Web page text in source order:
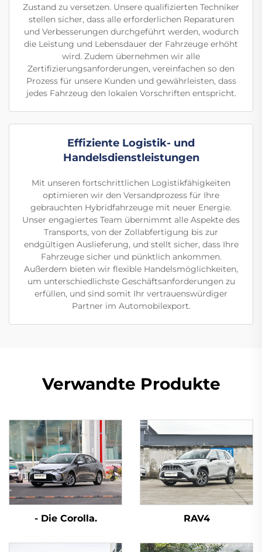
Zustand zu versetzen. Unsere qualifizierten Techniker
stellen sicher, dass alle erforderlichen Reparaturen
und Verbesserungen durchgeführt werden, wodurch
die Leistung und Lebensdauer der Fahrzeuge erhöht
wird. Zudem übernehmen wir alle
Zertifizierungsanforderungen, vereinfachen so den
Prozess für unsere Kunden und gewährleisten, dass
jedes Fahrzeug den lokalen Vorschriften entspricht.
Effiziente Logistik- und
Handelsdienstleistungen
Mit unseren fortschrittlichen Logistikfähigkeiten
optimieren wir den Versandprozess für Ihre
gebrauchten Hybridfahrzeuge mit neuer Energie.
Unser engagiertes Team übernimmt alle Aspekte des
Transports, von der Zollabfertigung bis zur
endgültigen Auslieferung, und stellt sicher, dass Ihre
Fahrzeuge sicher und pünktlich ankommen.
Außerdem bieten wir flexible Handelsmöglichkeiten,
um unterschiedlichste Geschäftsanforderungen zu
erfüllen, und sind somit Ihr vertrauenswürdiger
Partner im Automobilexport.
Verwandte Produkte
- Die Corolla. RAV4